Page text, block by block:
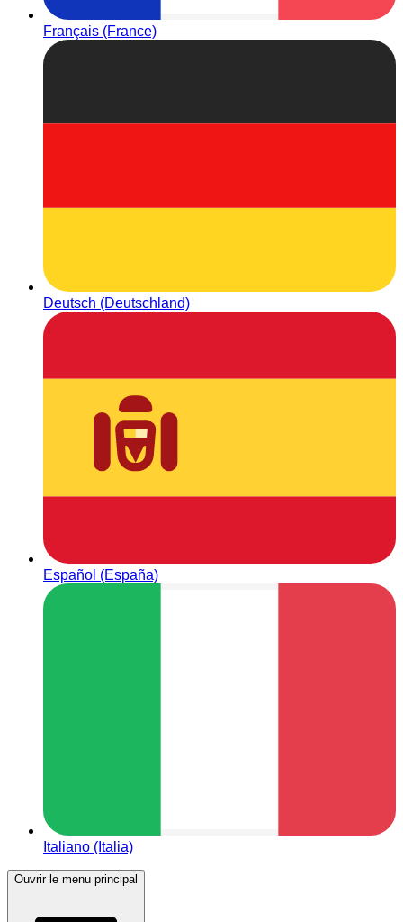
Français (France)
Deutsch (Deutschland)
Español (España)
Italiano (Italia)
Ouvrir le menu principal